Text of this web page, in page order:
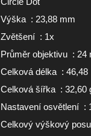
Výška : 23,88 mm
Zvětšení : 1x
Průměr objektivu : 24
Celková délka : 46,48
Celková šířka : 32,60
Nastavení osvětlení :
Celkový výškový